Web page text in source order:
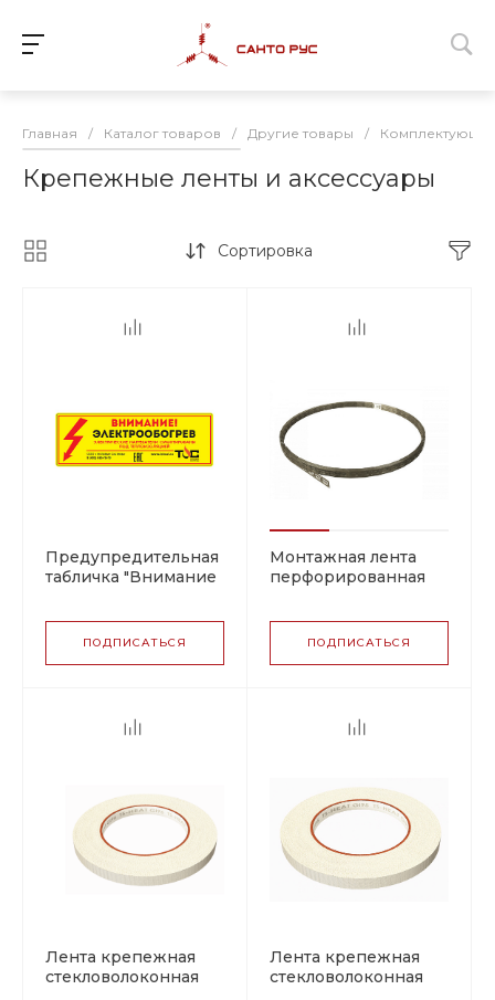
Главная / Каталог товаров / Другие товары / Комплектующие
Крепежные ленты и аксессуары
Сортировка
Предупредительная
табличка "Внимание
ПОДПИСАТЬСЯ
Монтажная лента
перфорированная
ПОДПИСАТЬСЯ
Лента крепежная
стекловолоконная
Лента крепежная
стекловолоконная